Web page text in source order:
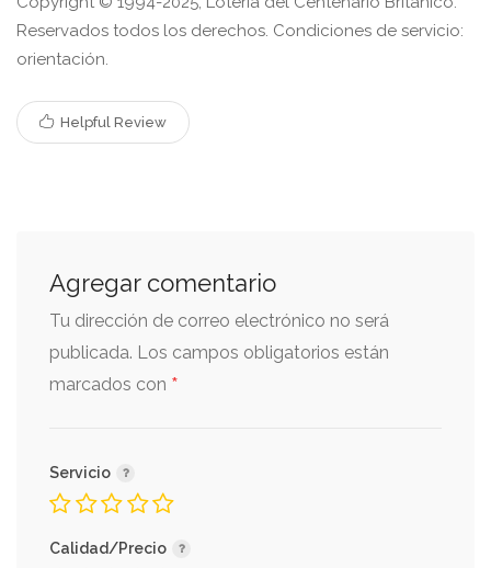
Reservados todos los derechos. Condiciones de servicio:
orientación.
Helpful Review
Agregar comentario
Tu dirección de correo electrónico no será
publicada. Los campos obligatorios están
marcados con *
Servicio
Calidad/Precio